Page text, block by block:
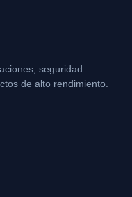
seguridad
de alto rendimiento.